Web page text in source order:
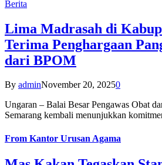
Berita
Lima Madrasah di
Terima Penghargaan
dari BPOM
By adminNovember 20, 20250
Ungaran – Balai Besar Pengawas Obat
Semarang kembali menunjukkan
From Kantor Urusan Agama